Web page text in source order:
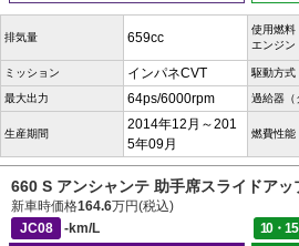
排気量 659cc
使用燃料
エンジン
ミッション インパネCVT 駆動方式
最大出力 64ps/6000rpm 過給器（
生産期間
2014年12月～201
5年09月
燃費性能
660 S アンシャンテ 助手席スライドアッ
新車時価格164.6万円(税込)
JC08
-km/L 10・15